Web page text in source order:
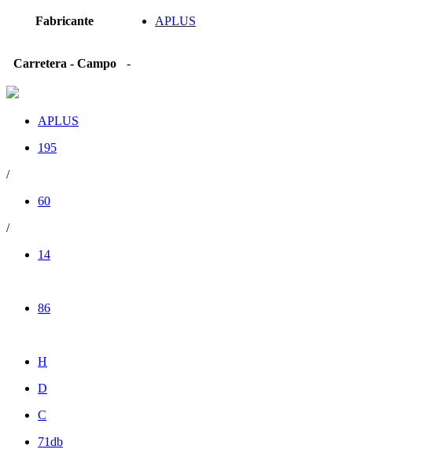
Fabricante APLUS
Carretera - Campo -
APLUS
195
/
60
/
14
86
H
D
C
71db